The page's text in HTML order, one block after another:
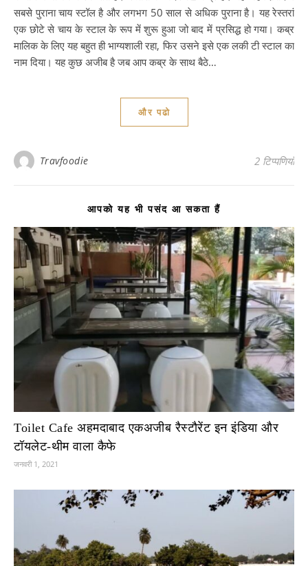
सबसे पुराना चाय स्टॉल है और लगभग 50 साल से अधिक पुराना है। यह रेस्तरां
एक छोटे से चाय के स्टाल के रूप में शुरू हुआ जो बाद में प्रसिद्ध हो गया। कब्र
मालिक के लिए यह बहुत ही भाग्यशाली रहा, फिर उसने इसे एक लकी टी स्टाल का
नाम दिया। यह कुछ अजीब है जब आप कब्र के साथ बैठे…
और पढो
Travfoodie 2 टिप्पणियाँ
आपको यह भी पसंद आ सकता हैं
Toilet Cafe अहमदाबाद एकअजीब रैस्टौरेंट इन इंडिया और
टॉयलेट-थीम वाला कैफे
जनवरी 1, 2021